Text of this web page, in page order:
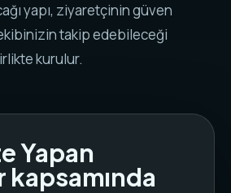
yapı, ziyaretçinin güven
takip edebileceği
kurulur.
Yapan
kapsamında